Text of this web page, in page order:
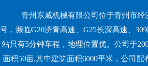
青州东威机械有限公司位于青州市经
号，濒临G20济青高速、G25长深高速、
站只有5分钟车程，地理位置优。公司于
面积50亩,其中建筑面积6000平米，公司配